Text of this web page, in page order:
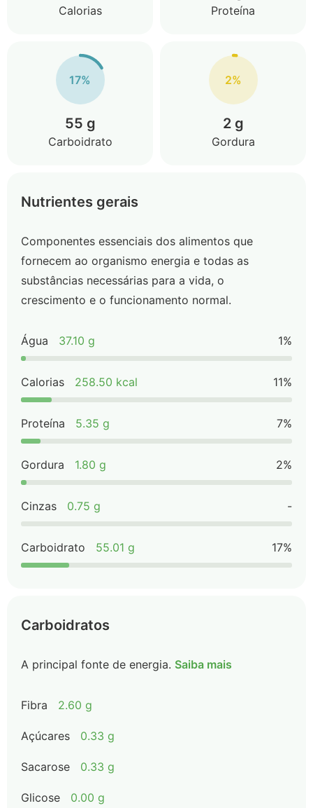
Calorias Proteína
17%
55 g
Carboidrato
2%
2 g
Gordura
Nutrientes gerais
Componentes essenciais dos alimentos que
fornecem ao organismo energia e todas as
substâncias necessárias para a vida, o
crescimento e o funcionamento normal.
Água 37.10 g 1%
Calorias 258.50 kcal 11%
Proteína 5.35 g 7%
Gordura 1.80 g 2%
Cinzas 0.75 g -
Carboidrato 55.01 g 17%
Carboidratos
A principal fonte de energia. Saiba mais
Fibra 2.60 g
Açúcares 0.33 g
Sacarose 0.33 g
Glicose 0.00 g